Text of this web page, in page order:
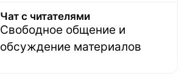
Чат с читателями
Свободное общение и
обсуждение материалов